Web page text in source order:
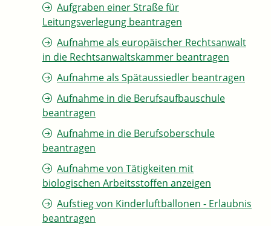
Aufgraben einer Straße für
Leitungsverlegung beantragen
Aufnahme als europäischer Rechtsanwalt
in die Rechtsanwaltskammer beantragen
Aufnahme als Spätaussiedler beantragen
Aufnahme in die Berufsaufbauschule
beantragen
Aufnahme in die Berufsoberschule
beantragen
Aufnahme von Tätigkeiten mit
biologischen Arbeitsstoffen anzeigen
Aufstieg von Kinderluftballonen - Erlaubnis
beantragen